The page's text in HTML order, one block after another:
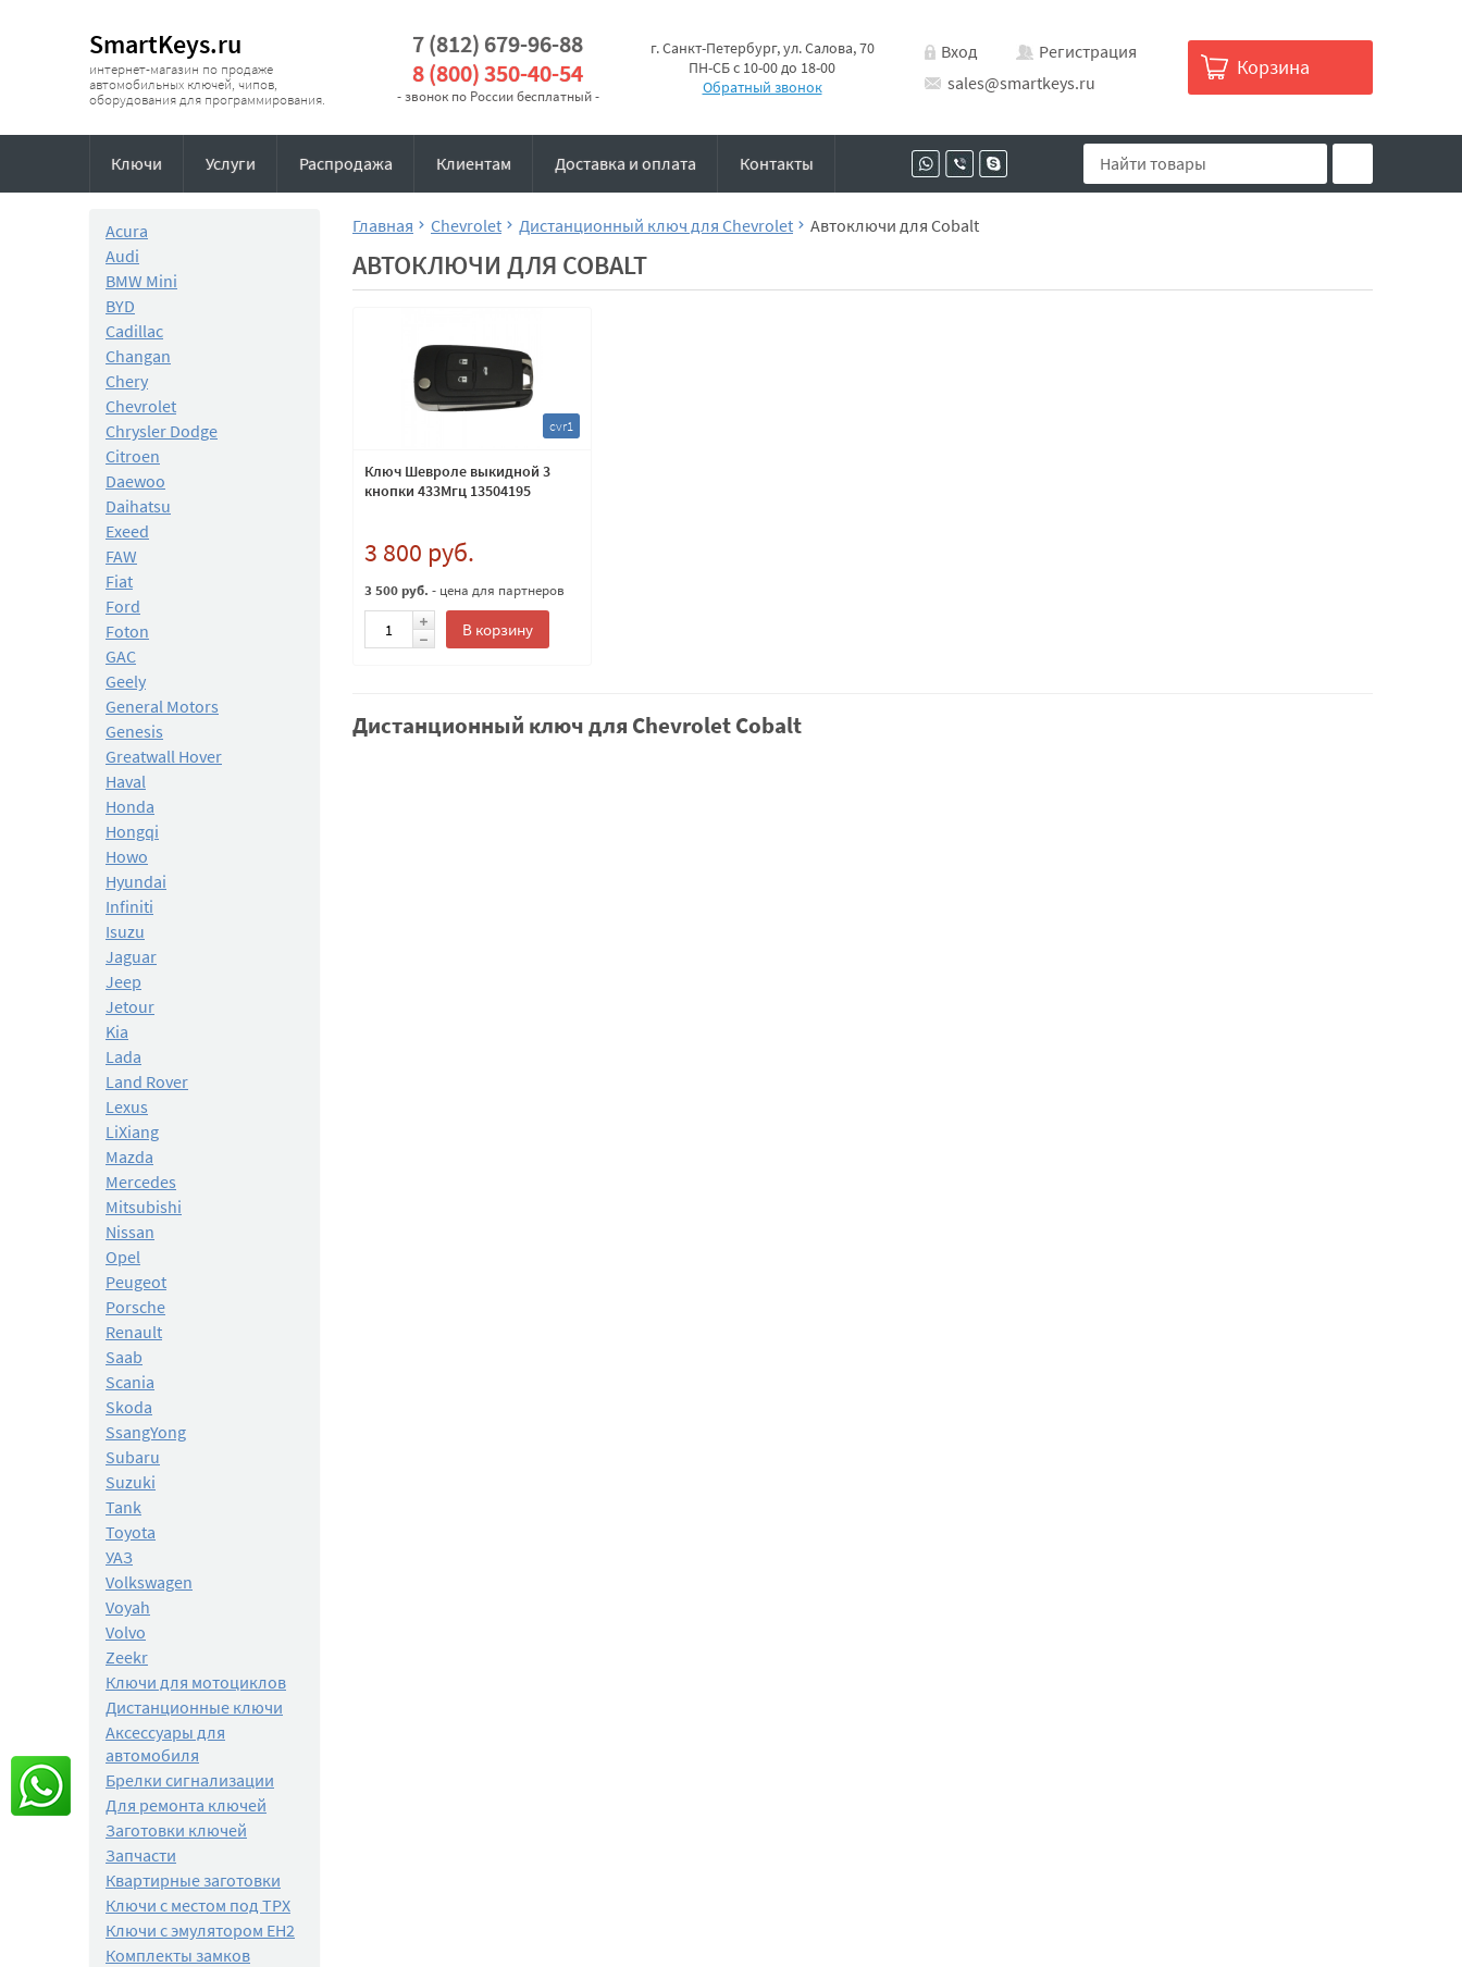
SmartKeys.ru
интернет-магазин по продаже
автомобильных ключей, чипов,
оборудования для программирования.
7 (812) 679-96-88
8 (800) 350-40-54
- звонок по России бесплатный -
г. Санкт-Петербург, ул. Салова, 70
ПН-СБ с 10-00 до 18-00
Обратный звонок
Вход
Регистрация
sales@smartkeys.ru
Корзина
Ключи Услуги Распродажа Клиентам Доставка и оплата Контакты
Acura
Audi
BMW Mini
BYD
Cadillac
Changan
Chery
Chevrolet
Chrysler Dodge
Citroen
Daewoo
Daihatsu
Exeed
FAW
Fiat
Ford
Foton
GAC
Geely
General Motors
Genesis
Greatwall Hover
Haval
Honda
Hongqi
Howo
Hyundai
Infiniti
Isuzu
Jaguar
Jeep
Jetour
Kia
Lada
Land Rover
Lexus
LiXiang
Mazda
Mercedes
Mitsubishi
Nissan
Opel
Peugeot
Porsche
Renault
Saab
Scania
Skoda
SsangYong
Subaru
Suzuki
Tank
Toyota
УАЗ
Volkswagen
Voyah
Volvo
Zeekr
Ключи для мотоциклов
Дистанционные ключи
Аксессуары для
автомобиля
Брелки сигнализации
Для ремонта ключей
Заготовки ключей
Запчасти
Квартирные заготовки
Ключи с местом под TPX
Ключи с эмулятором EH2
Комплекты замков
Главная Chevrolet Дистанционный ключ для Chevrolet Автоключи для Cobalt
АВТОКЛЮЧИ ДЛЯ COBALT
cvr1
Ключ Шевроле выкидной 3
кнопки 433Мгц 13504195
3 800 руб.
3 500 руб. - цена для партнеров
В корзину
Дистанционный ключ для Chevrolet Cobalt